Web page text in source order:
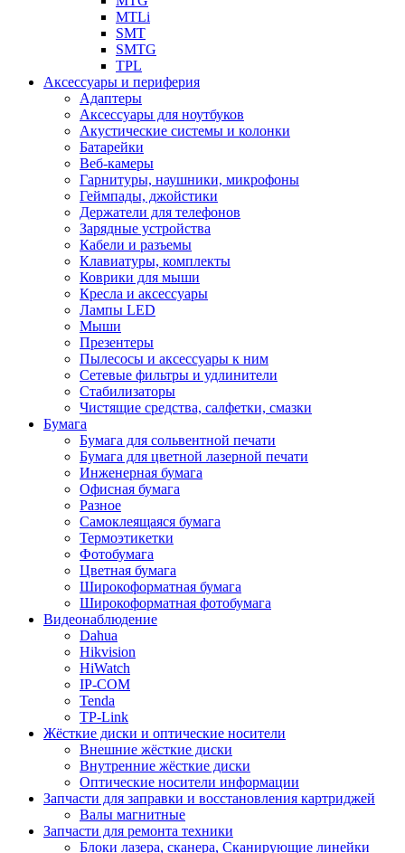
MTLi
SMT
SMTG
TPL
Аксессуары и периферия
Адаптеры
Аксессуары для ноутбуков
Акустические системы и колонки
Батарейки
Веб-камеры
Гарнитуры, наушники, микрофоны
Геймпады, джойстики
Держатели для телефонов
Зарядные устройства
Кабели и разъемы
Клавиатуры, комплекты
Коврики для мыши
Кресла и аксессуары
Лампы LED
Мыши
Презентеры
Пылесосы и аксессуары к ним
Сетевые фильтры и удлинители
Стабилизаторы
Чистящие средства, салфетки, смазки
Бумага
Бумага для сольвентной печати
Бумага для цветной лазерной печати
Инженерная бумага
Офисная бумага
Разное
Самоклеящаяся бумага
Термоэтикетки
Фотобумага
Цветная бумага
Широкоформатная бумага
Широкоформатная фотобумага
Видеонаблюдение
Dahua
Hikvision
HiWatch
IP-COM
Tenda
TP-Link
Жёсткие диски и оптические носители
Внешние жёсткие диски
Внутренние жёсткие диски
Оптические носители информации
Запчасти для заправки и восстановления картриджей
Валы магнитные
Запчасти для ремонта техники
Блоки лазера, сканера, Сканирующие линейки